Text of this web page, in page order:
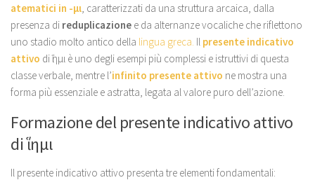
atematici in -μι , caratterizzati da una struttura arcaica, dalla
presenza di reduplicazione e da alternanze vocaliche che riflettono
uno stadio molto antico della lingua greca. Il presente indicativo
attivo di ἵημι è uno degli esempi più complessi e istruttivi di questa
classe verbale, mentre l’infinito presente attivo ne mostra una
forma più essenziale e astratta, legata al valore puro dell’azione.
Formazione del presente indicativo attivo
di ἵημι
Il presente indicativo attivo presenta tre elementi fondamentali: